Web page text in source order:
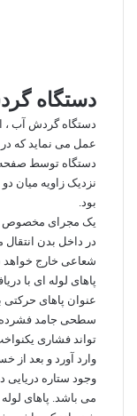
دستگاه
دستگاه گردش آب ،
عمل می‌ نماید که
دستگاه توسط
نزدیک زاویه میان
بود.
یک مجرای مخصوص
در داخل بدن
شعاعی خارج خواهد
پاهای لوله ‌ای با
عنوان پاهای حرکتی
سطحی جامد فشرده
‌تواند فشاری
وارد آورد و بعد از
وجود ستاره
می باشد. پاهای